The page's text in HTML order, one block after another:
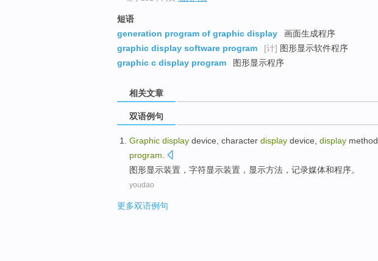
短语
generation program of graphic display
画面生成程序
graphic display software program
[计] 图形显示软件程序
graphic c display program
图形显示程序
相关文章
双语例句
Graphic display device character display device, display method
program
图形显示装置 ， 字符显示装置，显示方法 ， 记录媒体和程序。
youdao
更多双语例句